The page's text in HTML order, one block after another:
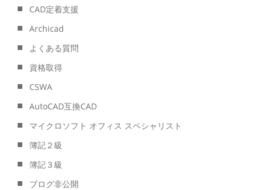
CAD定着支援
Archicad
よくある質問
資格取得
CSWA
AutoCAD互換CAD
マイクロソフト オフィス スペシャリスト
簿記２級
簿記３級
ブログ非公開